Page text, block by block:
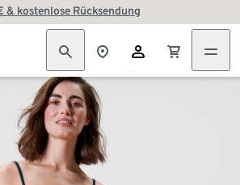
& kostenlose Rücksendung